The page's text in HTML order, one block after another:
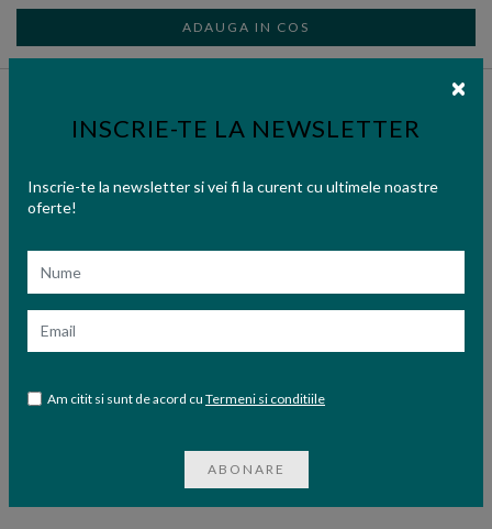
INSCRIE-TE LA NEWSLETTER
Inscrie-te la newsletter si vei fi la curent cu ultimele noastre
oferte!
Am citit si sunt de acord cu Termeni si conditiile
ABONARE
ADAUGA IN COS